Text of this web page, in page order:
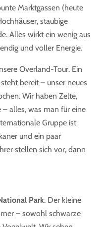
Marktgassen (heute
staubige
Alles wirkt ein wenig aus
und voller Energie.
Overland-Tour. Ein
steht bereit – unser neues
Wir haben Zelte,
– alles, was man für eine
Gruppe ist
und ein paar
stellen sich vor, dann
Park. Der kleine
– sowohl schwarze